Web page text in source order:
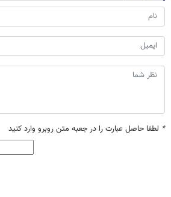
* لطفا حاصل عبارت را در جعبه متن روبرو وارد کنید